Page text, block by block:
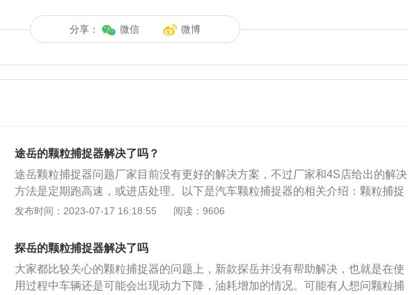
分享： 微信 微博
途岳的颗粒捕捉器解决了吗？
途岳颗粒捕捉器问题厂家目前没有更好的解决方案，不过厂家和4S店给出的解决
方法是定期跑高速，或进店处理。以下是汽车颗粒捕捉器的相关介绍：颗粒捕捉
器的功能：现在国六大车型为满足严苛的排放标准，基本都搭载颗粒捕捉器，颗
作原理：颗粒捕捉器捕获烟尘颗粒后在排气温度高时燃烧该颗粒，通过控制进气
和发动机缸内喷油辅助提高颗粒捕集器内的温度，使碳颗粒与氧气反应燃烧，从
而使烟尘颗粒可以通过高温完全燃烧而再生循环。
发布时间：2023-07-17 16:18:55 阅读：9606
探岳的颗粒捕捉器解决了吗
大家都比较关心的颗粒捕捉器的问题上，新款探岳并没有帮助解决，也就是在使
用过程中车辆还是可能会出现动力下降，油耗增加的情况。可能有人想问颗粒捕